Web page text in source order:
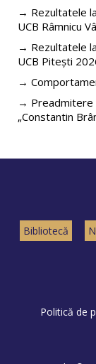
→ Rezultatele
UCB Râmnicu
→ Rezultatele
UCB Pitești
→
→ Preadmitere
„Constantin
Bibliotecă
Politică de